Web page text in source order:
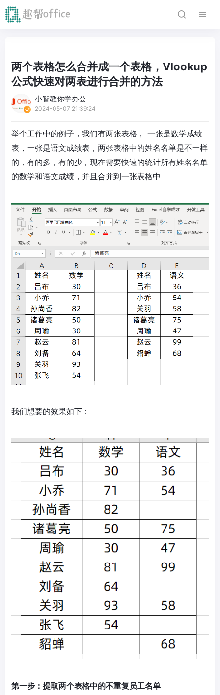
两个表格怎么合并成一个表格，Vlookup
公式快速对两表进行合并的方法
小智教你学办公
2024-05-07 21:39:24
举个工作中的例子，我们有两张表格， 一张是数学成绩
表，一张是语文成绩表，两张表格中的姓名名单是不一样
的，有的多，有的少，现在需要快速的统计所有姓名名单
的数学和语文成绩，并且合并到一张表格中
我们想要的效果如下：
第一步：提取两个表格中的不重复员工名单